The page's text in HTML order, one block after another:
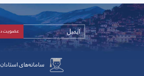
سامانه‌های استادان